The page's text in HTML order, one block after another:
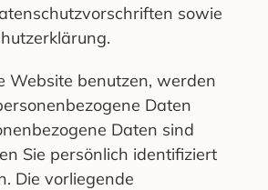
sowie
Website benutzen, werden
Daten
Daten sind
Sie persönlich identifiziert
Die vorliegende